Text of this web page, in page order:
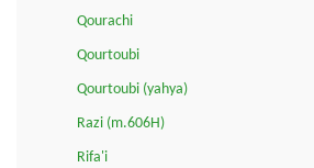
Qourachi
Qourtoubi
Qourtoubi (yahya)
Razi (m.606H)
Rifa'i